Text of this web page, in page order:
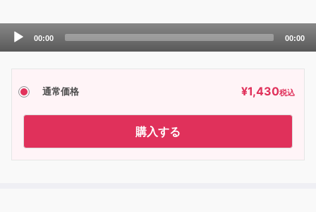
Audio
00:00 00:00
通常価格 ¥1,430税込
購入する